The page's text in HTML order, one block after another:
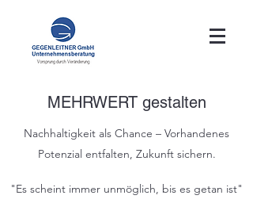
MEHRWERT gestalten
Nachhaltigkeit als Chance – Vorhandenes
Potenzial entfalten, Zukunft sichern.
"Es scheint immer unmöglich, bis es getan ist"